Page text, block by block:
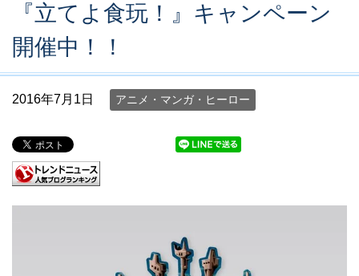
『立てよ食玩！』キャンペーン
開催中！！
2016年7月1日 アニメ・マンガ・ヒーロー